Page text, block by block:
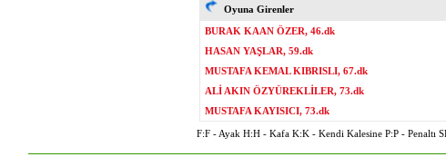
Oyuna Girenler
BURAK KAAN ÖZER, 46.dk
HASAN YAŞLAR, 59.dk
MUSTAFA KEMAL KIBRISLI, 67.dk
ALİ AKIN ÖZYÜREKLİLER, 73.dk
MUSTAFA KAYISICI, 73.dk
F:F - Ayak H:H - Kafa K:K - Kendi Kalesine P:P - Penaltı